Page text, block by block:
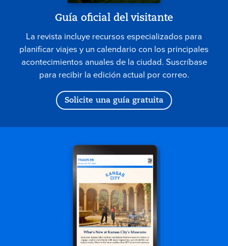
Guía oficial del visitante
La revista incluye recursos especializados para
planificar viajes y un calendario con los principales
acontecimientos anuales de la ciudad. Suscríbase
para recibir la edición actual por correo.
Solicite una guía gratuita